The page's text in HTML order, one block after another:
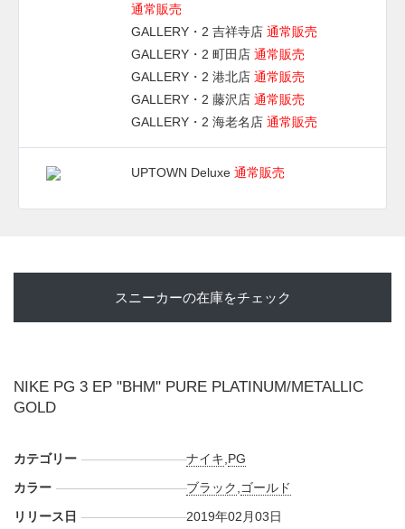
通常販売
GALLERY・2 吉祥寺店 通常販売
GALLERY・2 町田店 通常販売
GALLERY・2 港北店 通常販売
GALLERY・2 藤沢店 通常販売
GALLERY・2 海老名店 通常販売
UPTOWN Deluxe 通常販売
スニーカーの在庫をチェック
NIKE PG 3 EP "BHM" PURE PLATINUM/METALLIC
GOLD
カテゴリー ナイキ PG
カラー
ブラック ゴールド
リリース日
2019年02月03日